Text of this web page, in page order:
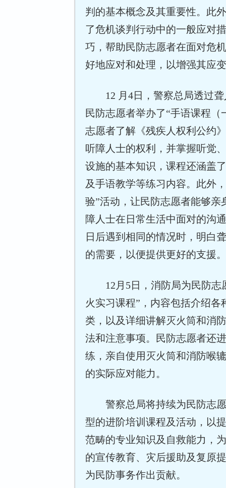
判的基本概念及其重要性。此
了危机谈判行动中的一般应对
巧，帮助民防志愿者在面对危
好地应对和处理，以增强其应
12 月4日，警察总局透过
民防志愿者举办了“手语课程（
志愿者了解《残疾人权利公约
听障人士的权利，并掌握听觉
设施的基本知识，课程还涵盖
及手语教学等练习内容。此外
验”活动，让民防志愿者能够亲
障人士在日常生活中面对的沟
日后遇到相同的情况时，明白
的需要，以便提供更好的支援。
12月5日，消防局为民防志
火实习课程”，内容包括介绍各
类，以及详细讲解灭火筒和消
法和注意事项。民防志愿者还
练，亲自使用灭火筒和消防喉
的实际应对能力。
警察总局将持续为民防志
型的进阶培训课程及活动，以
范畴的专业知识及自救能力，
的宣传教育、灾后援助及复原
为民防事务作出贡献。